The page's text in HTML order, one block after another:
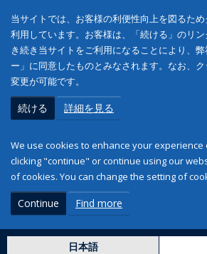
当サイトでは、お客様の利便性向上を図るた
利用しています。お客様は、「続ける」のリ
き続き当サイトをご利用になることにより、
ー」に同意したものとみなされます。なお、
変更が可能です。
続ける 詳細を見る
We use cookies to enhance your experience
clicking "continue" or continue using our
of cookies. You can change the setting of
Continue Find more
日本語